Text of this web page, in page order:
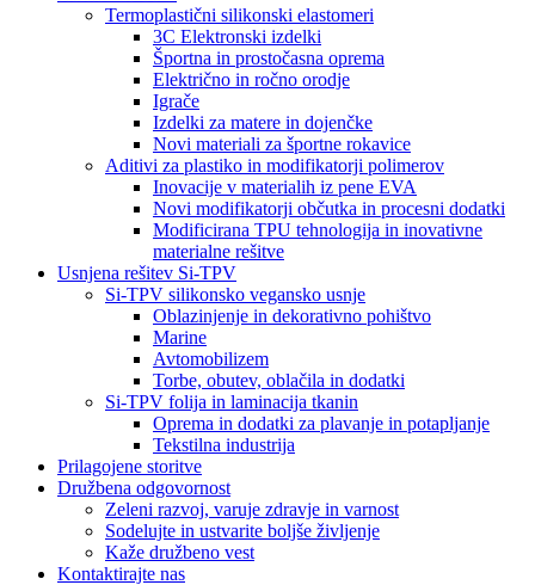
Termoplastični silikonski elastomeri
3C Elektronski izdelki
Športna in prostočasna oprema
Električno in ročno orodje
Igrače
Izdelki za matere in dojenčke
Novi materiali za športne rokavice
Aditivi za plastiko in modifikatorji polimerov
Inovacije v materialih iz pene EVA
Novi modifikatorji občutka in procesni dodatki
Modificirana TPU tehnologija in inovativne
materialne rešitve
Usnjena rešitev Si-TPV
Si-TPV silikonsko vegansko usnje
Oblazinjenje in dekorativno pohištvo
Marine
Avtomobilizem
Torbe, obutev, oblačila in dodatki
Si-TPV folija in laminacija tkanin
Oprema in dodatki za plavanje in potapljanje
Tekstilna industrija
Prilagojene storitve
Družbena odgovornost
Zeleni razvoj, varuje zdravje in varnost
Sodelujte in ustvarite boljše življenje
Kaže družbeno vest
Kontaktirajte nas